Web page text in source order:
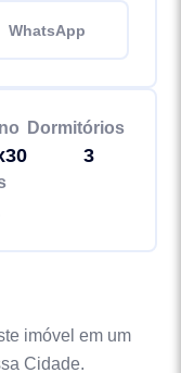
WhatsApp
Dormitórios
3
imóvel em um
Cidade.